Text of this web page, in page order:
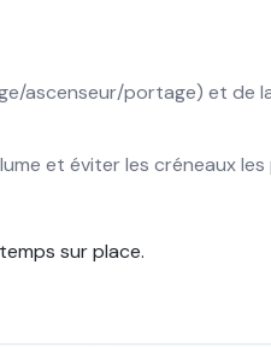
ascenseur/portage) et de
et éviter les créneaux les
sur place.